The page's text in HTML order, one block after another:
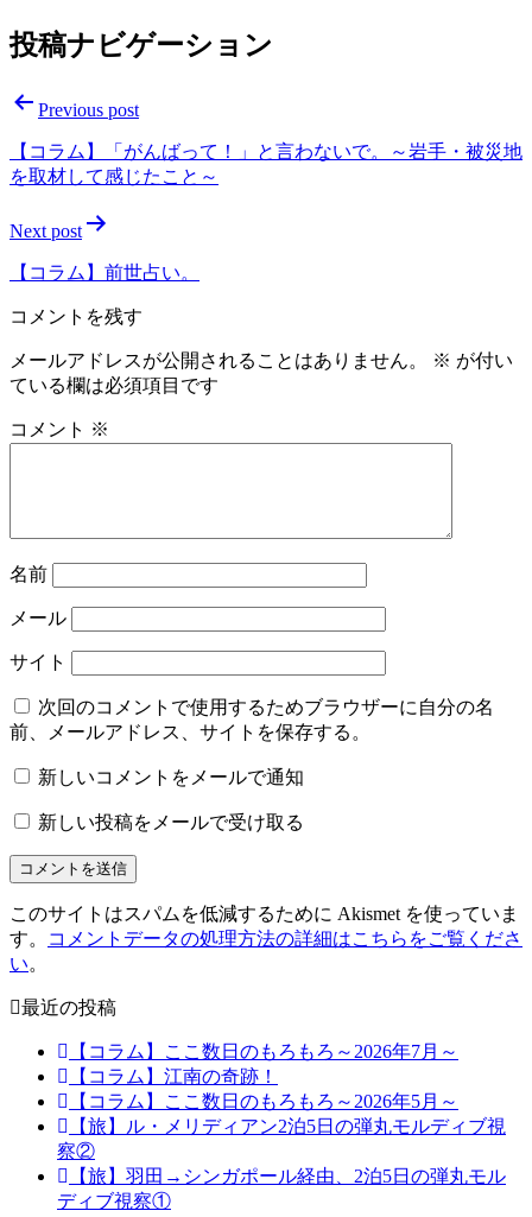
投稿ナビゲーション
Previous post
【コラム】「がんばって！」と言わないで。～岩手・被災地
を取材して感じたこと～
Next post
【コラム】前世占い。
コメントを残す
メールアドレスが公開されることはありません。 ※ が付い
ている欄は必須項目です
コメント ※
名前
メール
サイト
次回のコメントで使用するためブラウザーに自分の名
前、メールアドレス、サイトを保存する。
新しいコメントをメールで通知
新しい投稿をメールで受け取る
このサイトはスパムを低減するために Akismet を使っていま
す。
コメントデータの処理方法の詳細はこちらをご覧くださ
い。
最近の投稿
【コラム】ここ数日のもろもろ～2026年7月～
【コラム】江南の奇跡！
【コラム】ここ数日のもろもろ～2026年5月～
【旅】ル・メリディアン2泊5日の弾丸モルディブ視
察②
【旅】羽田→シンガポール経由、2泊5日の弾丸モル
ディブ視察①